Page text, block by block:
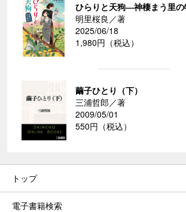
ひらりと天狗―神棲まう里
明里桜良／著
2025/06/18
1,980円（税込）
繭子ひとり（下）
三浦哲郎／著
2009/05/01
550円（税込）
トップ
電子書籍検索